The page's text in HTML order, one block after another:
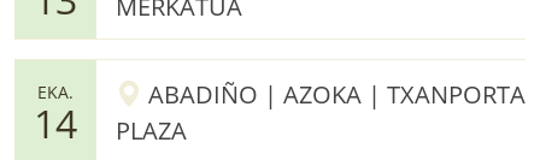
MERKATUA
EKA.
14
ABADIÑO | AZOKA | TXANPORTA
PLAZA